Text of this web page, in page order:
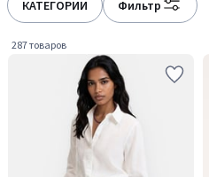
КАТЕГОРИИ Фильтр
287 товаров